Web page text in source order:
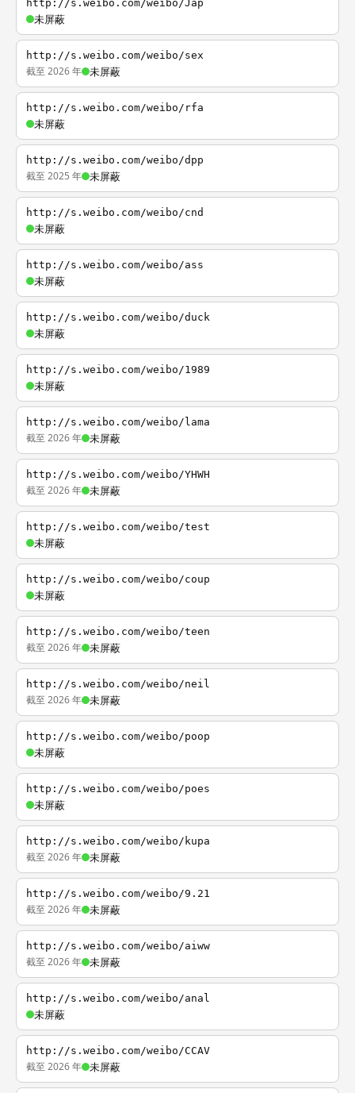
http://s.weibo.com/weibo/Jap
未屏蔽
http://s.weibo.com/weibo/sex
截至 2026 年 未屏蔽
http://s.weibo.com/weibo/rfa
未屏蔽
http://s.weibo.com/weibo/dpp
截至 2025 年 未屏蔽
http://s.weibo.com/weibo/cnd
未屏蔽
http://s.weibo.com/weibo/ass
未屏蔽
http://s.weibo.com/weibo/duck
未屏蔽
http://s.weibo.com/weibo/1989
未屏蔽
http://s.weibo.com/weibo/lama
截至 2026 年 未屏蔽
http://s.weibo.com/weibo/YHWH
截至 2026 年 未屏蔽
http://s.weibo.com/weibo/test
未屏蔽
http://s.weibo.com/weibo/coup
未屏蔽
http://s.weibo.com/weibo/teen
截至 2026 年 未屏蔽
http://s.weibo.com/weibo/neil
截至 2026 年 未屏蔽
http://s.weibo.com/weibo/poop
未屏蔽
http://s.weibo.com/weibo/poes
未屏蔽
http://s.weibo.com/weibo/kupa
截至 2026 年 未屏蔽
http://s.weibo.com/weibo/9.21
截至 2026 年 未屏蔽
http://s.weibo.com/weibo/aiww
截至 2026 年 未屏蔽
http://s.weibo.com/weibo/anal
未屏蔽
http://s.weibo.com/weibo/CCAV
截至 2026 年 未屏蔽